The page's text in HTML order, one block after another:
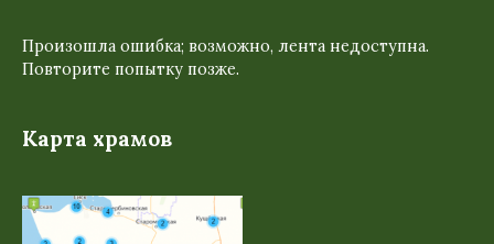
Произошла ошибка; возможно, лента недоступна.
Повторите попытку позже.
Карта храмов